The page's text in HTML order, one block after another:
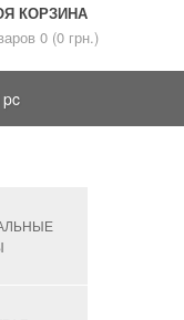
КОРЗИНА
0 (0 грн.)